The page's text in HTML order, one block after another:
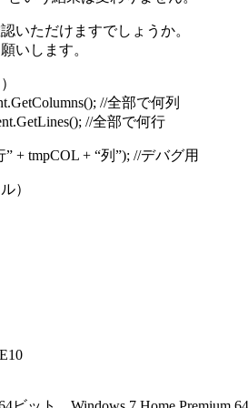
いただけますでしょうか。
いします。
//全部で何列
//全部で何行
” + tmpCOL + “列”); //デバグ用
）